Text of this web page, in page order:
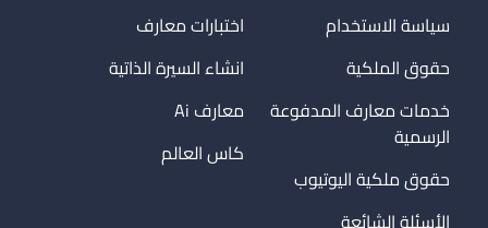
سياسة الاستخدام
حقوق الملكية
خدمات معارف المدفوعة
الرسمية
حقوق ملكية اليوتيوب
الأسئلة الشائعة
اختبارات معارف
انشاء السيرة الذاتية
معارف Ai
كاس العالم